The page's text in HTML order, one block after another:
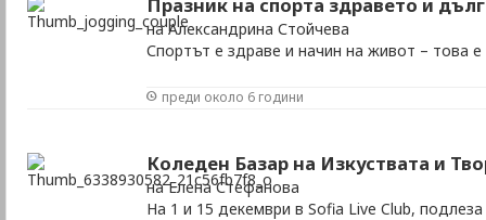
на Александрина Стойчева
Спортът е здраве и начин на живот – това е
преди около 6 години
Коледен Базар на Изкуствата и
на Елена Стефанова
На 1 и 15 декември в Sofia Live Club,